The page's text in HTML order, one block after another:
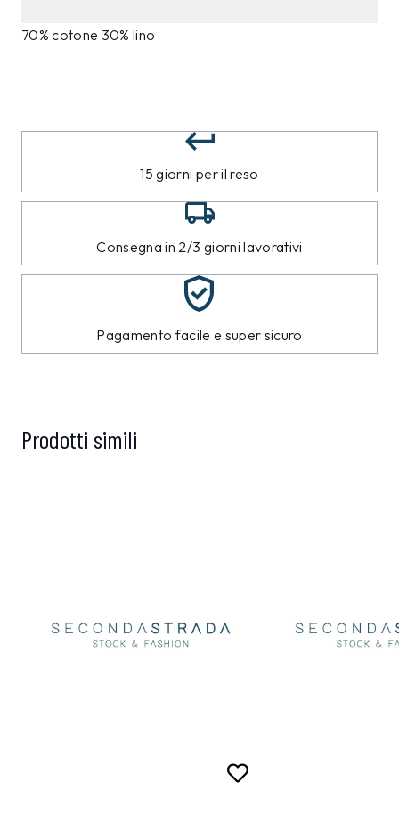
70% cotone 30% lino
15 giorni per il reso
Consegna in 2/3 giorni lavorativi
Pagamento facile e super sicuro
Prodotti simili